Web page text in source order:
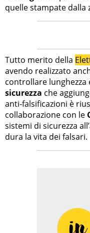
quelle stampate dalla
Tutto merito della
avendo realizzato
controllare lunghezza
sicurezza che
anti-falsificazioni è
collaborazione con le
sistemi di sicurezza
dura la vita dei falsari.